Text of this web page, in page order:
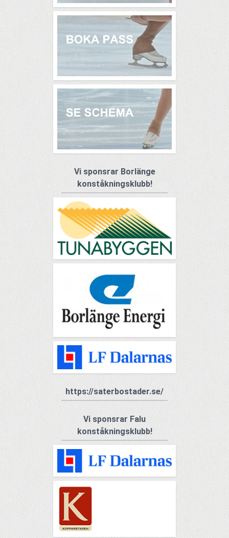
Vi sponsrar Borlänge
konståkningsklubb!
https://saterbostader.se/
Vi sponsrar Falu
konståkningsklubb!